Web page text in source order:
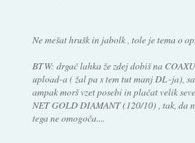
Ne mešat hrušk in jabolk , tole je tema o
BTW: drgač lahka že zdej dobiš na
upload-a ( žal pa s tem tut manj DL-ja),
ampak morš vzet posebi in plačat velik
NET GOLD DIAMANT (120/10) , tak, da
tega ne omogoča....